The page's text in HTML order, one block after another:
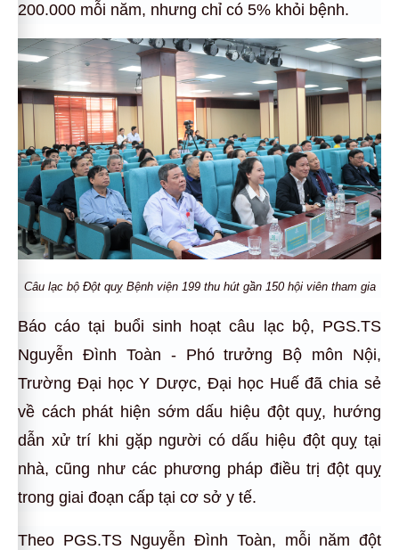
200.000 mỗi năm, nhưng chỉ có 5% khỏi bệnh.
Câu lạc bộ Đột quỵ Bệnh viện 199 thu hút gần 150 hội viên tham gia
Báo cáo tại buổi sinh hoạt câu lạc bộ, PGS.TS
Nguyễn Đình Toàn - Phó trưởng Bộ môn Nội,
Trường Đại học Y Dược, Đại học Huế đã chia sẻ
về cách phát hiện sớm dấu hiệu đột quỵ, hướng
dẫn xử trí khi gặp người có dấu hiệu đột quỵ tại
nhà, cũng như các phương pháp điều trị đột quỵ
trong giai đoạn cấp tại cơ sở y tế.
Theo PGS.TS Nguyễn Đình Toàn, mỗi năm đột